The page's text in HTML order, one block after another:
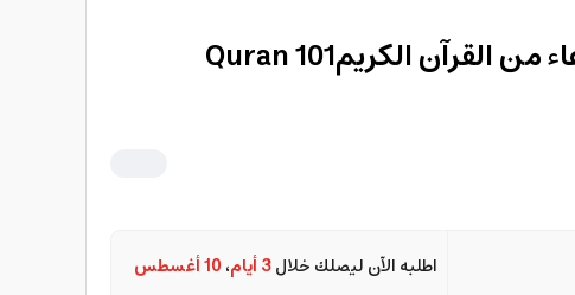
كتاب 101 قصة ودعاء من القرآن الكريم101 Quran
اطلبه الآن ليصلك خلال3 أيام ، 10 أغسطس